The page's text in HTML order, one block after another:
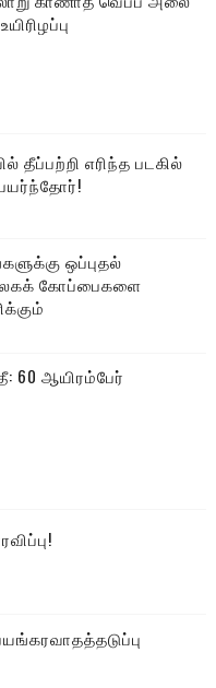
தீப்பற்றி எரிந்த படகில்
ஒப்புதல்
கோப்பைகளை
60 ஆயிரம்பேர்